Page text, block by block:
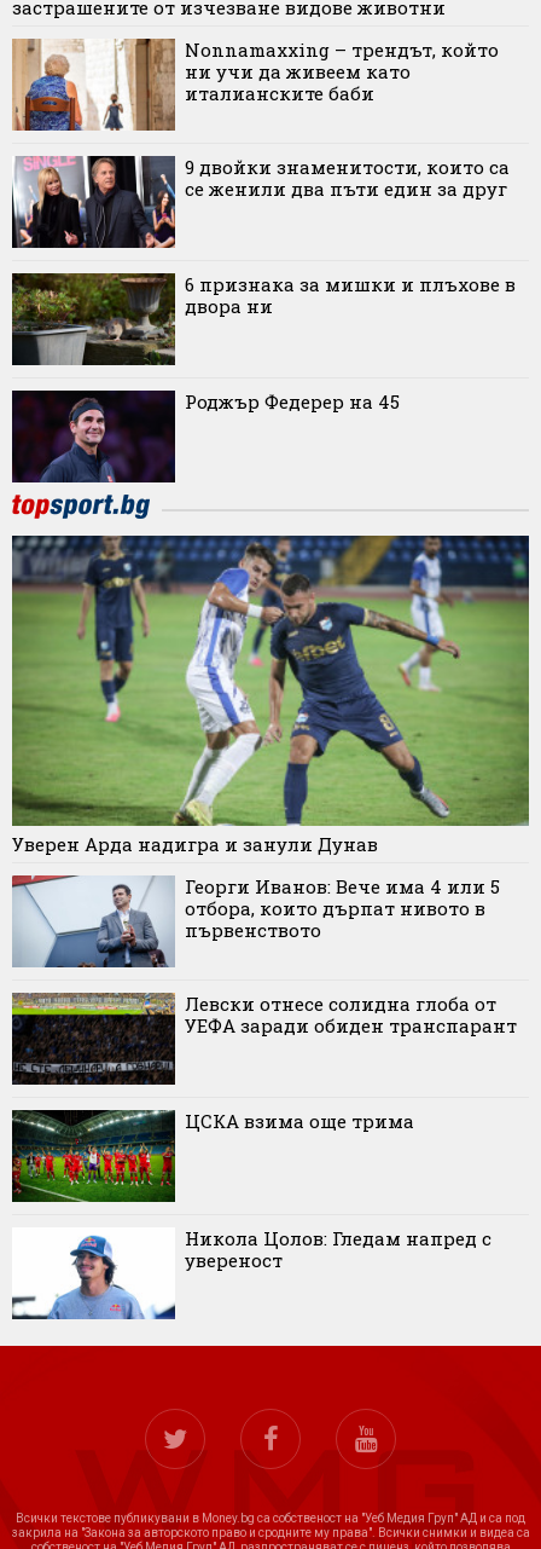
застрашените от изчезване видове животни
Nonnamaxxing – трендът, който
ни учи да живеем като
италианските баби
9 двойки знаменитости, които са
се женили два пъти един за друг
6 признака за мишки и плъхове в
двора ни
Роджър Федерер на 45
Уверен Арда надигра и занули Дунав
Георги Иванов: Вече има 4 или 5
отбора, които дърпат нивото в
първенството
Левски отнесе солидна глоба от
УЕФА заради обиден транспарант
ЦСКА взима още трима
Никола Цолов: Гледам напред с
увереност
Всички текстове публикувани в Money.bg са собственост на "Уеб Медия Груп" АД и са под
закрила на "Закона за авторското право и сродните му права". Всички снимки и видеа са